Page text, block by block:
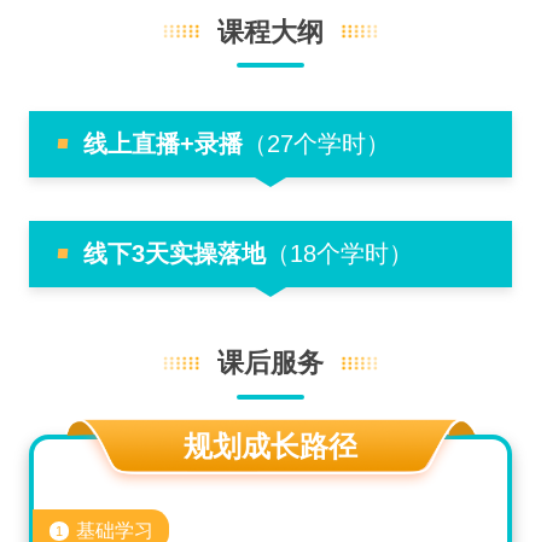
课程大纲
线上直播+录播（27个学时）
线下3天实操落地（18个学时）
课后服务
规划成长路径
1 基础学习